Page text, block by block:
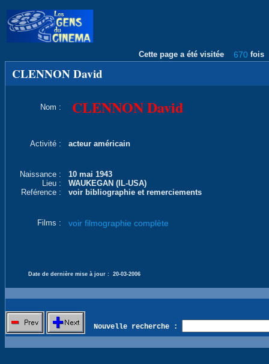
Cette page a été visitée 670 fois
CLENNON David
Nom : CLENNON David
Activité : acteur américain
Naissance :
10 mai 1943
Lieu :
WAUKEGAN (IL-USA)
Reférence :
voir bibliographie et remerciements
Films : voir filmographie complète
Date de dernière mise à jour : 20-03-2006
Nouvelle recherche :